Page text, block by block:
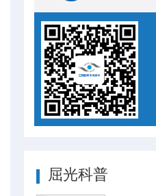
屈光科普